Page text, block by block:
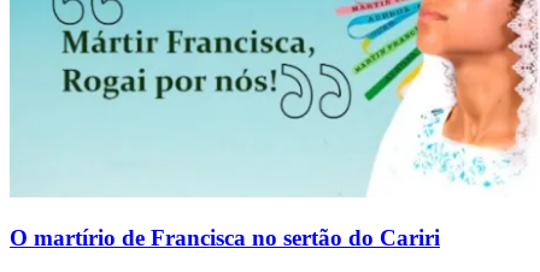
O martírio de Francisca no sertão do Cariri